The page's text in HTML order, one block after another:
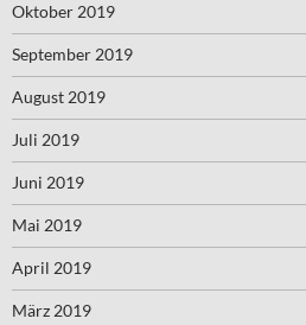
Oktober 2019
September 2019
August 2019
Juli 2019
Juni 2019
Mai 2019
April 2019
März 2019